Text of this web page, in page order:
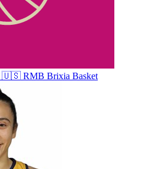
🇺🇸 RMB Brixia Basket